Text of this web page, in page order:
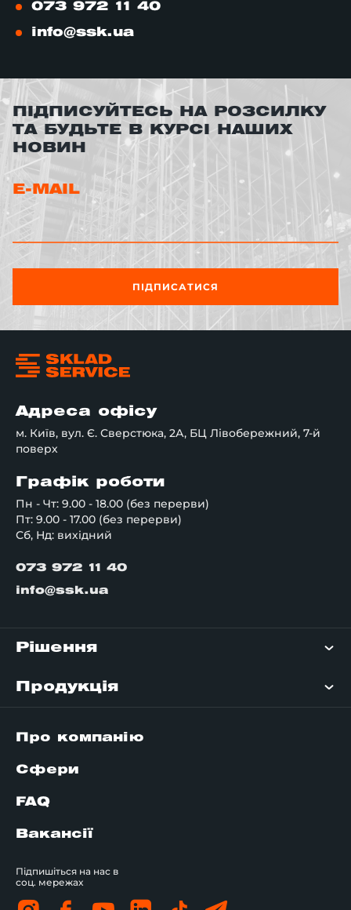
073 972 11 40
info@ssk.ua
ПІДПИСУЙТЕСЬ НА РОЗСИЛКУ
ТА БУДЬТЕ В КУРСІ НАШИХ
НОВИН
E-MAIL
ПІДПИСАТИСЯ
Адреса офісу
м. Київ, вул. Є. Сверстюка, 2А, БЦ Лівобережний, 7-й
поверх
Графік роботи
Пн - Чт: 9.00 - 18.00 (без перерви)
Пт: 9.00 - 17.00 (без перерви)
Сб, Нд: вихідний
073 972 11 40
info@ssk.ua
Рішення
Продукція
Про компанію
Сфери
FAQ
Вакансії
Підпишіться на нас в
соц. мережах